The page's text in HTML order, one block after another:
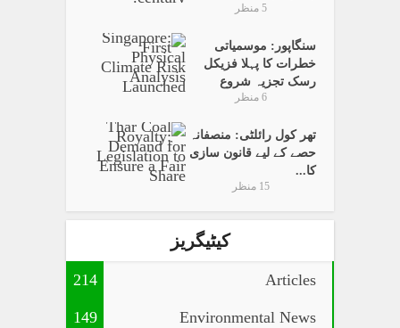
5 منظر
سنگاپور: موسمیاتی
خطرات کا پہلا فزیکل
رسک تجزیہ شروع
6 منظر
تھر کول رائلٹی: منصفانہ
حصے کے لیے قانون سازی
کا...
15 منظر
کیٹیگریز
Articles
214
Environmental News
149